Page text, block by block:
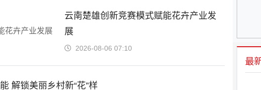
云南楚雄创新竞赛模式赋能花卉产业发
展
2026-08-06 07:10
解锁美丽乡村新“花”样
最